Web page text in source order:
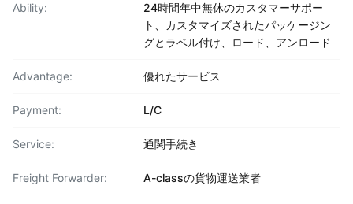
Ability:
24時間年中無休のカスタマーサポー
ト、カスタマイズされたパッケージン
グとラベル付け、ロード、アンロード
Advantage: 優れたサービス
Payment: L/C
Service: 通関手続き
Freight Forwarder: A-classの貨物運送業者